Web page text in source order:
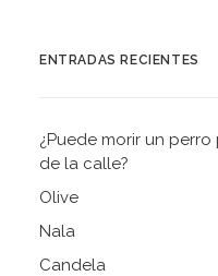
ENTRADAS RECIENTES
¿Puede morir un
de la calle?
Olive
Nala
Candela